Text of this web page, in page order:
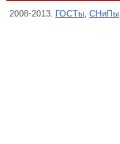
2008-2013. ГОСТы СНиПы